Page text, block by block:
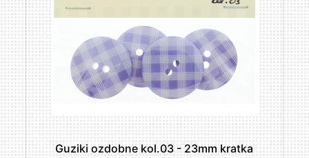
Guziki ozdobne kol.03 - 23mm kratka